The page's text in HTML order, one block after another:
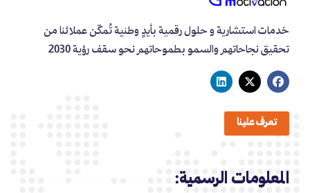
خدمات استشارية و حلول رقمية بأيدٍ وطنية تُمكّن عملائنا من
تحقيق نجاحاتهم والسمو بطموحاتهم نحو سقف رؤية 2030
تعرف علينا
المعلومات الرسمية: